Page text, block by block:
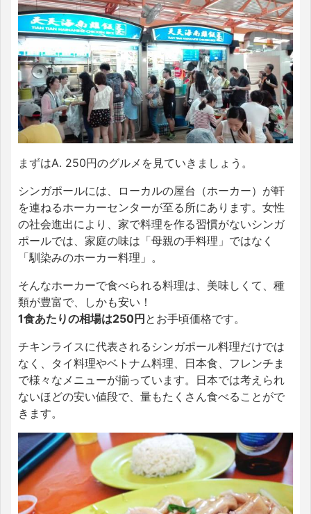
まずはA. 250円のグルメを見ていきましょう。
シンガポールには、ローカルの屋台（ホーカー）が軒
を連ねるホーカーセンターが至る所にあります。女性
の社会進出により、家で料理を作る習慣がないシンガ
ポールでは、家庭の味は「母親の手料理」ではなく
「馴染みのホーカー料理」。
そんなホーカーで食べられる料理は、美味しくて、種
類が豊富で、しかも安い！
1食あたりの相場は250円 とお手頃価格です。
チキンライスに代表されるシンガポール料理だけでは
なく、タイ料理やベトナム料理、日本食、フレンチま
で様々なメニューが揃っています。日本では考えられ
ないほどの安い値段で、量もたくさん食べることがで
きます。